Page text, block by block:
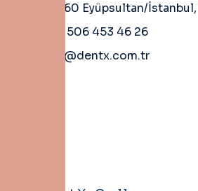
34060 Eyüpsultan/
+90 506 453 46 26
info@dentx.com.tr